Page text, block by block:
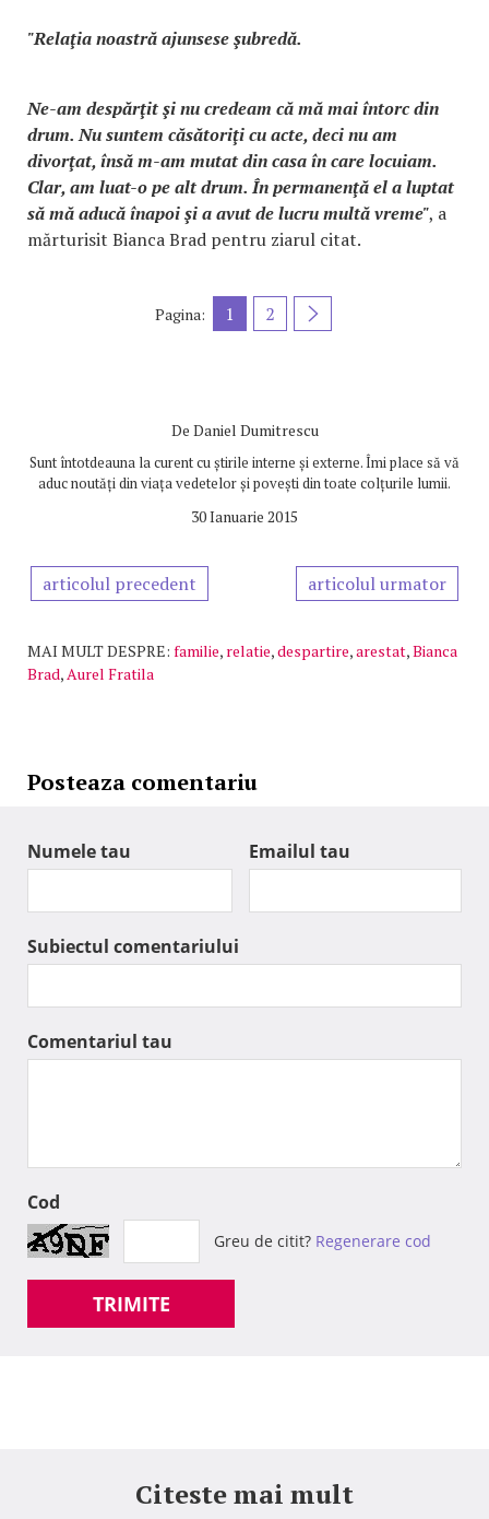
"Relaţia noastră ajunsese şubredă.
Ne-am despărţit şi nu credeam că mă mai întorc din
drum. Nu suntem căsătoriţi cu acte, deci nu am
divorţat, însă m-am mutat din casa în care locuiam.
Clar, am luat-o pe alt drum. În permanenţă el a luptat
să mă aducă înapoi şi a avut de lucru multă vreme", a
mărturisit Bianca Brad pentru ziarul citat.
Pagina: 1 2
De Daniel Dumitrescu
Sunt întotdeauna la curent cu știrile interne și externe. Îmi place să vă
aduc noutăți din viața vedetelor și povești din toate colțurile lumii.
30 Ianuarie 2015
articolul precedent articolul urmator
MAI MULT DESPRE: familie, relatie,despartire,arestat,Bianca
Brad,Aurel Fratila
Posteaza comentariu
Numele tau Emailul tau
Subiectul comentariului
Comentariul tau
Cod
Greu de citit? Regenerare cod
TRIMITE
Citeste mai mult